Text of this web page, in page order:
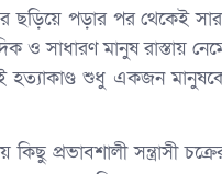
ছড়িয়ে পড়ার পর থেকেই
ও সাধারণ মানুষ রাস্তায়
হত্যাকাণ্ড শুধু একজন
প্রভাবশালী সন্ত্রাসী